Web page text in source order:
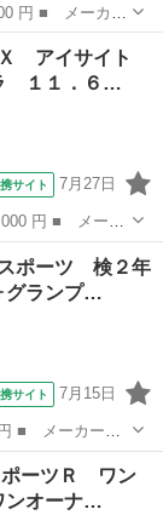
ード名： プレ
ノロジー セ
アイサイト
１１．６…
サイト 7月27日
ド名： ＧＴ
６インチモニ
ポーツ 検２年
ランプ…
サイト 7月15日
ド名： クロス
プ パドルシフ
ポーツＲ ワン
オーナ…